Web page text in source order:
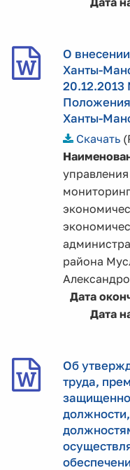
О
Ханты-
Ханты-
Скачать
района
Дата
Дата
Об
труда,